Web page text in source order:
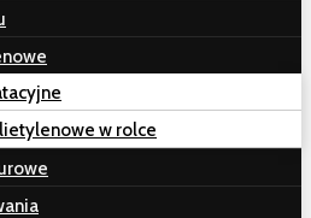
w rolce